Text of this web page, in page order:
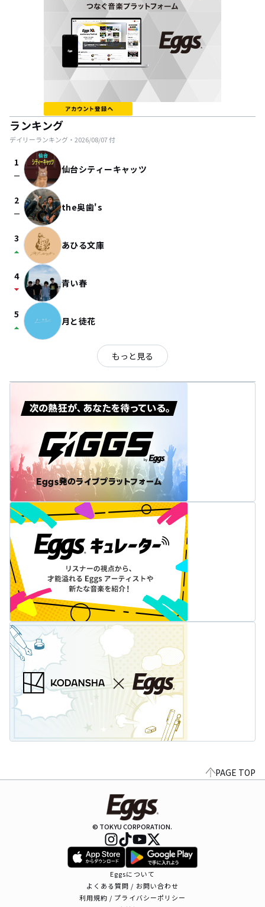
ランキング
デイリーランキング・ 2026/08/07付
1
check_indeterminate_small 仙台シティーキャッツ
2
check_indeterminate_small the奥歯's
3
arrow_drop_up あひる文庫
4
arrow_drop_down 青い春
5
arrow_drop_up 月と徒花
もっと見る
PAGE TOP
© TOKYU CORPORATION.
Eggsについて
よくある質問 / お問い合わせ
利用規約 / プライバシーポリシー